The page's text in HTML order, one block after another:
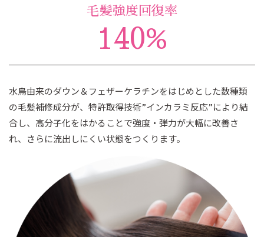
毛髪強度回復率
140%
水鳥由来のダウン＆フェザーケラチンをはじめとした数種類
の毛髪補修成分が、特許取得技術”インカラミ反応”により結
合し、高分子化をはかることで強度・弾力が大幅に改善さ
れ、さらに流出しにくい状態をつくります。